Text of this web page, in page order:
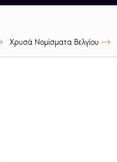
Χρυσά Νομίσματα Βελγίου